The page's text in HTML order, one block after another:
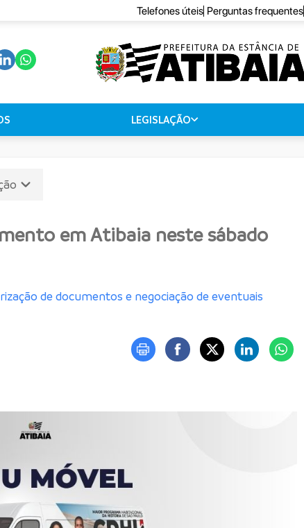
Telefones úteis Perguntas frequentes
LEGISLAÇÃO
em Atibaia neste sábado
de documentos e negociação de eventuais